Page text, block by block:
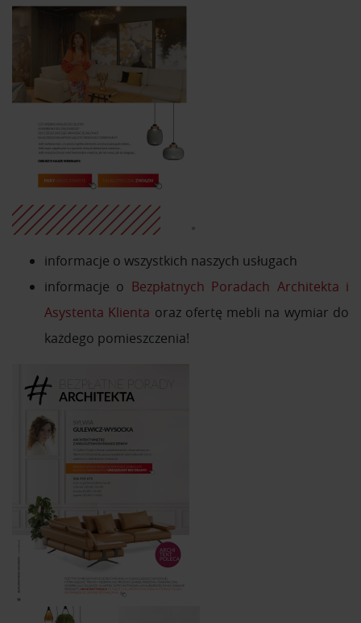
informacje o wszystkich naszych usługach
informacje o Bezpłatnych Poradach Architekta i
Asystenta Klienta oraz ofertę mebli na wymiar do
każdego pomieszczenia!